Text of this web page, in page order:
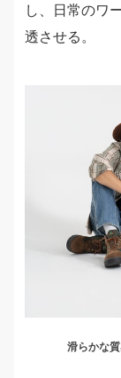
し、日常のワ
透させる。
滑らかな